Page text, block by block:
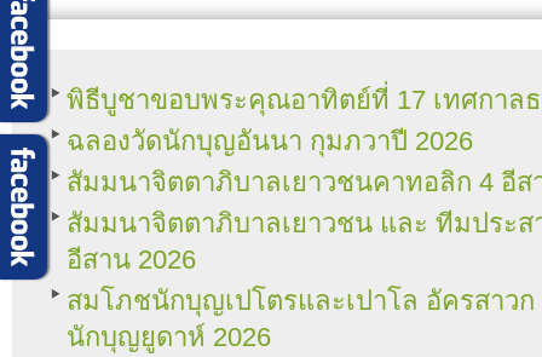
พิธีบูชาขอบพระคุณอาทิตย์ที่ 17 เทศกาลธ
ฉลองวัดนักบุญอันนา กุมภวาปี 2026
สัมมนาจิตตาภิบาลเยาวชนคาทอลิก 4 อีส
สัมมนาจิตตาภิบาลเยาวชน และ ทีมประส
อีสาน 2026
สมโภชนักบุญเปโตรและเปาโล อัครสาวก
นักบุญยูดาห์ 2026